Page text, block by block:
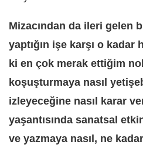
Mizacından da ileri gelen
yaptığın işe karşı o kadar
ki en çok merak ettiğim
koşuşturmaya nasıl
izleyeceğine nasıl karar
yaşantısında sanatsal
ve yazmaya nasıl, ne